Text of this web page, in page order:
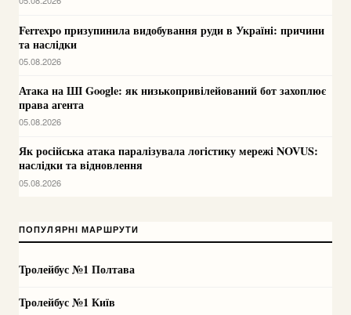
Ferrexpo призупинила видобування руди в Україні: причини
та наслідки
05.08.2026
Атака на ШІ Google: як низькопривілейований бот захоплює
права агента
05.08.2026
Як російська атака паралізувала логістику мережі NOVUS:
наслідки та відновлення
05.08.2026
ПОПУЛЯРНІ МАРШРУТИ
Тролейбус №1 Полтава
Тролейбус №1 Київ